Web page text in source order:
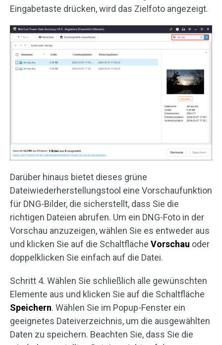
Eingabetaste drücken, wird das Zielfoto angezeigt.
Darüber hinaus bietet dieses grüne
Dateiwiederherstellungstool eine Vorschaufunktion
für DNG-Bilder, die sicherstellt, dass Sie die
richtigen Dateien abrufen. Um ein DNG-Foto in der
Vorschau anzuzeigen, wählen Sie es entweder aus
und klicken Sie auf die Schaltfläche Vorschau oder
doppelklicken Sie einfach auf die Datei.
Schritt 4. Wählen Sie schließlich alle gewünschten
Elemente aus und klicken Sie auf die Schaltfläche
Speichern. Wählen Sie im Popup-Fenster ein
geeignetes Dateiverzeichnis, um die ausgewählten
Daten zu speichern. Beachten Sie, dass Sie die